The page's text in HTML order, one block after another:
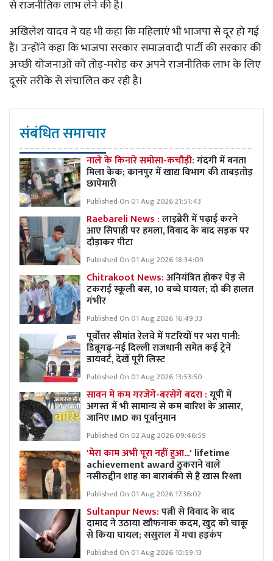
से राजनीतिक लाभ लेने की है।
अखिलेश यादव ने यह भी कहा कि महिलाएं भी भाजपा से दूर हो गई
हैं। उन्होंने कहा कि भाजपा सरकार समाजवादी पार्टी की सरकार की
अच्छी योजनाओं को तोड़-मरोड़ कर अपने राजनीतिक लाभ के लिए
दूसरे तरीके से संचालित कर रही है।
संबंधित समाचार
नाले के किनारे समोसा-कचौड़ी:गंदगी में बनता
मिला केक; कानपुर में खाद्य विभाग की ताबड़तोड़
छापेमारी
Published On 01 Aug 2026 21:51:43
Raebareli News :लाइब्रेरी में पढ़ाई करने
आए सिपाही पर हमला, विवाद के बाद सड़क पर
दौड़ाकर पीटा
Published On 01 Aug 2026 18:34:09
Chitrakoot News:अनियंत्रित होकर पेड़ से
टकराई स्कूली बस, 10 बच्चे घायल; दो की हालत
गंभीर
Published On 01 Aug 2026 16:49:33
पूर्वोत्तर सीमांत रेलवे में पटरियों पर भरा पानी:
डिब्रूगढ़-नई दिल्ली राजधानी समेत कई ट्रेनें
डायवर्ट, देखें पूरी लिस्ट
Published On 01 Aug 2026 13:53:50
सावन में कम गरजेंगे-बरसेंगे बदरा :यूपी में
अगस्त में भी सामान्य से कम बारिश के आसार,
जानिए IMD का पूर्वानुमान
Published On 02 Aug 2026 09:46:59
'मेरा काम अभी पूरा नहीं हुआ...' lifetime
achievement award ठुकराने वाले
नसीरुद्दीन शाह का बाराबंकी से है खास रिश्ता
Published On 01 Aug 2026 17:36:02
Sultanpur News:पत्नी से विवाद के बाद
दामाद ने उठाया खौफनाक कदम, खुद को चाकू
से किया घायल; ससुराल में मचा हड़कंप
Published On 01 Aug 2026 10:59:13